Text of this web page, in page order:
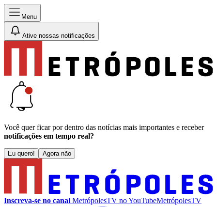
Menu
Ative nossas notificações
Você quer ficar por dentro das notícias mais importantes e receber
notificações em tempo real?
Eu quero! Agora não
Inscreva-se no canal MetrópolesTV noYouTubeMetrópolesTV